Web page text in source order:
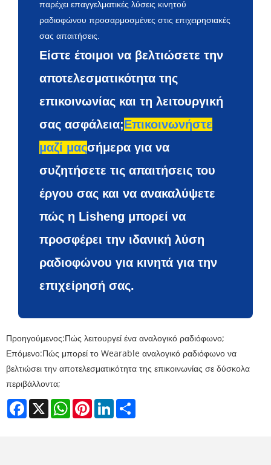
παρέχει επαγγελματικές λύσεις κινητού
ραδιοφώνου προσαρμοσμένες στις επιχειρησιακές
σας απαιτήσεις.
Είστε έτοιμοι να βελτιώσετε την
αποτελεσματικότητα της
επικοινωνίας και τη λειτουργική
σας ασφάλεια;Επικοινωνήστε
μαζί μαςσήμερα για να
συζητήσετε τις απαιτήσεις του
έργου σας και να ανακαλύψετε
πώς η Lisheng μπορεί να
προσφέρει την ιδανική λύση
ραδιοφώνου για κινητά για την
επιχείρησή σας.
Προηγούμενος:Πώς λειτουργεί ένα αναλογικό ραδιόφωνο;
Επόμενο:Πώς μπορεί το Wearable αναλογικό ραδιόφωνο να
βελτιώσει την αποτελεσματικότητα της επικοινωνίας σε δύσκολα
περιβάλλοντα;
Facebook
X WhatsAppPinterestLinkedIn